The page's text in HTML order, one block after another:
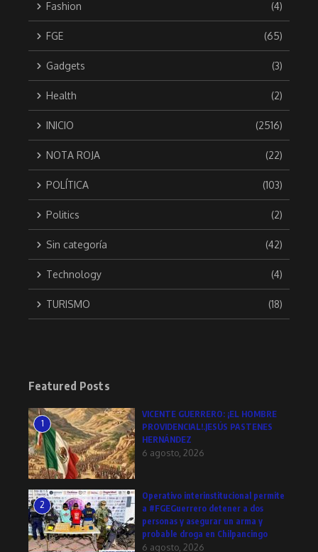
Fashion (4)
FGE (65)
Gadgets (3)
Health (2)
INICIO (2516)
NOTA ROJA (22)
POLÍTICA (103)
Politics (2)
Sin categoría (42)
Technology (4)
TURISMO (18)
Featured Posts
1
VICENTE GUERRERO: ¡EL HOMBRE
PROVIDENCIAL!.JESÚS PASTENES
HERNÁNDEZ
6 agosto, 2026
2
Operativo interinstitucional permite
a #FGEGuerrero detener a dos
personas y asegurar un arma y
probable droga en Chilpancingo
6 agosto, 2026